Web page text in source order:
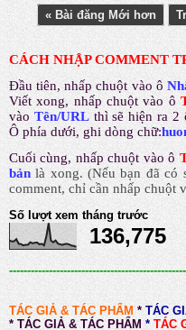
« Bài đăng Mới hơn
CÁCH NHẬP COMMENT
Đầu tiên, nhấp chuột vào ô
Viết xong, nhấp chuột vào ô
vào Tên/URL thì sẽ hiện ra 2
Ô phía dưới, ghi dòng chữ:
Cuối cùng, nhấp chuột vào ô
bản là xong.(Nếu bạn đã có
comment, chỉ cần nhấp chuột
Số lượt xem tháng trước
136,775
TÁC GIẢ & TÁC PHẨM * TÁC
* TÁC GIẢ & TÁC PHẨM *TÁC